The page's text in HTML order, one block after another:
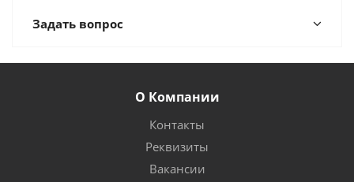
Задать вопрос
О Компании
Контакты
Реквизиты
Вакансии